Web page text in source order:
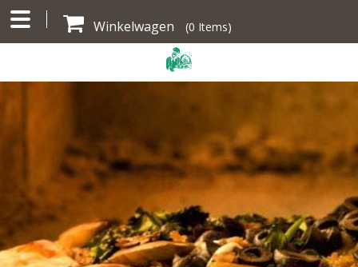
Winkelwagen (0 Items)